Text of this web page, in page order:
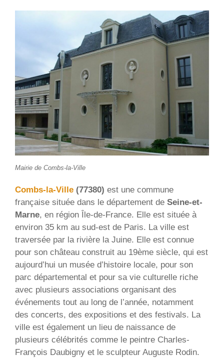
Mairie de Combs-la-Ville
Combs-la-Ville (77380) est une commune
française située dans le département de Seine-et-
Marne, en région Île-de-France. Elle est située à
environ 35 km au sud-est de Paris. La ville est
traversée par la rivière la Juine. Elle est connue
pour son château construit au 19ème siècle, qui est
aujourd’hui un musée d’histoire locale, pour son
parc départemental et pour sa vie culturelle riche
avec plusieurs associations organisant des
événements tout au long de l’année, notamment
des concerts, des expositions et des festivals. La
ville est également un lieu de naissance de
plusieurs célébrités comme le peintre Charles-
François Daubigny et le sculpteur Auguste Rodin.